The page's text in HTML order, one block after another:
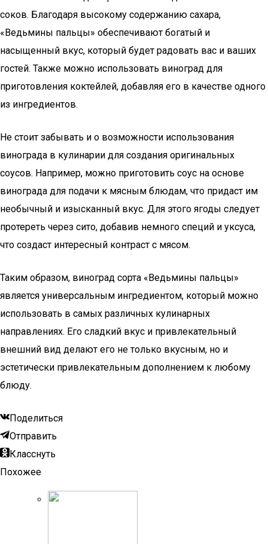
соков. Благодаря высокому содержанию сахара,
«Ведьмины пальцы» обеспечивают богатый и
насыщенный вкус, который будет радовать вас и ваших
гостей. Также можно использовать виноград для
приготовления коктейлей, добавляя его в качестве одного
из ингредиентов.
Не стоит забывать и о возможности использования
винограда в кулинарии для создания оригинальных
соусов. Например, можно приготовить соус на основе
винограда для подачи к мясным блюдам, что придаст им
необычный и изысканный вкус. Для этого ягоды следует
протереть через сито, добавив немного специй и уксуса,
что создаст интересный контраст с мясом.
Таким образом, виноград сорта «Ведьмины пальцы»
является универсальным ингредиентом, который можно
использовать в самых различных кулинарных
направлениях. Его сладкий вкус и привлекательный
внешний вид делают его не только вкусным, но и
эстетически привлекательным дополнением к любому
блюду.
Поделиться
Отправить
Класснуть
Похожее